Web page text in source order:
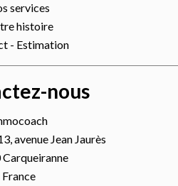
services
histoire
- Estimation
nous
avenue Jean Jaurès
Carqueiranne
France